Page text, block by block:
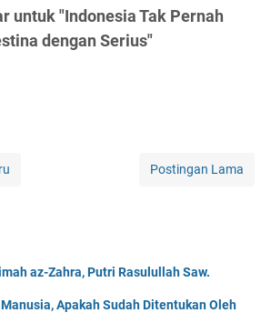
untuk "Indonesia Tak Pernah
dengan Serius"
Postingan Lama
az-Zahra, Putri Rasulullah Saw.
Apakah Sudah Ditentukan Oleh